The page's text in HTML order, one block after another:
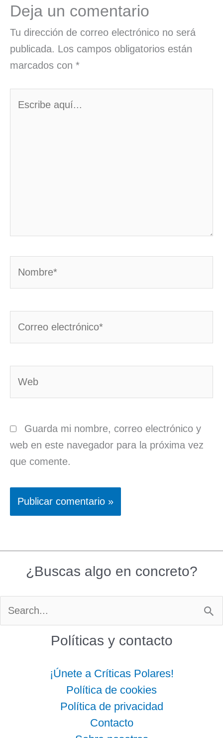
Deja un comentario
Tu dirección de correo electrónico no será
publicada. Los campos obligatorios están
marcados con *
Guarda mi nombre, correo electrónico y
web en este navegador para la próxima vez
que comente.
¿Buscas algo en concreto?
Buscar
Políticas y contacto
¡Únete a Críticas Polares!
Política de cookies
Política de privacidad
Contacto